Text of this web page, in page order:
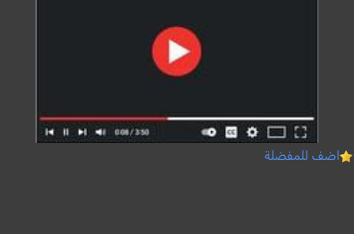
اضف للمفضلة